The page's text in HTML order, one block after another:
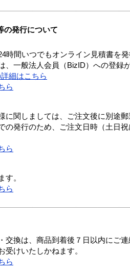
の発行について
時間いつでもオンライン見積書を発
一般法人会員（BizID）への登録が
細はこちら
ら
に関しましては、ご注文後に別途郵
の発行のため、ご注文日時（土日
ら
す。
ら
交換は、商品到着後７日以内にご
受けいたしかねます。
ら